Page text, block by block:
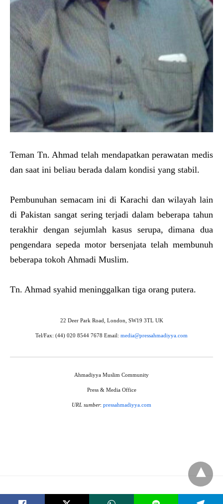
Teman Tn. Ahmad telah mendapatkan perawatan medis
dan saat ini beliau berada dalam kondisi yang stabil.
Pembunuhan semacam ini di Karachi dan wilayah lain
di Pakistan sangat sering terjadi dalam beberapa tahun
terakhir dengan sejumlah kasus serupa, dimana dua
pengendara sepeda motor bersenjata telah membunuh
beberapa tokoh Ahmadi Muslim.
Tn. Ahmad syahid meninggalkan tiga orang putera.
22 Deer Park Road, London, SW19 3TL UK
Tel/Fax: (44) 020 8544 7678 Email: media@pressahmadiyya.com
Ahmadiyya Muslim Community
Press & Media Office
URL sumber: pressahmadiyya.com
Badan Hukum Jemaat Ahmadiyah Indonesia © 2021 - All Rights Reserved.